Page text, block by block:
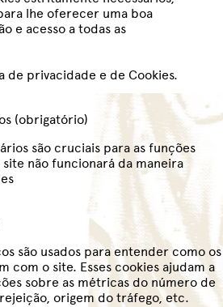
lhe oferecer uma boa
e acesso a todas as
de privacidade e de Cookies.
(obrigatório)
são cruciais para as funções
site não funcionará da maneira
são usados para entender como os
com o site. Esses cookies ajudam a
sobre as métricas do número de
origem do tráfego, etc.